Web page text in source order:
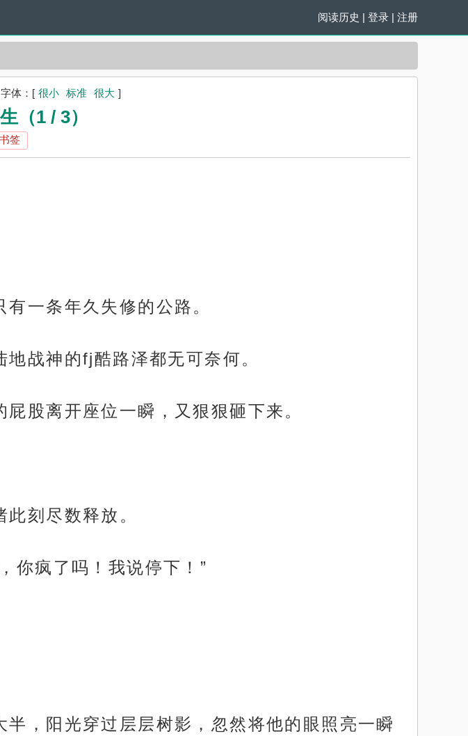
阅读历史 | 登录 | 注册
字体： [ 很小 标准 很大 ]
（1 / 3）
签
一条年久失修的公路。
战神的fj酷路泽都无可奈何。
股离开座位一瞬，又狠狠砸下来。
刻尽数释放。
你疯了吗！我说停下！”
，阳光穿过层层树影，忽然将他的眼照亮一瞬